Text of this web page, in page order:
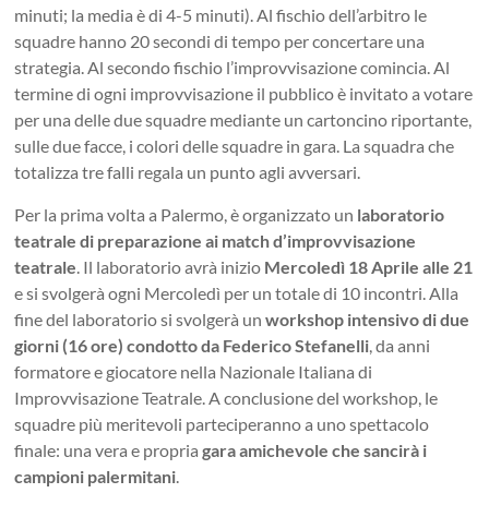
minuti; la media è di 4-5 minuti). Al fischio dell’arbitro le
squadre hanno 20 secondi di tempo per concertare una
strategia. Al secondo fischio l’improvvisazione comincia. Al
termine di ogni improvvisazione il pubblico è invitato a votare
per una delle due squadre mediante un cartoncino riportante,
sulle due facce, i colori delle squadre in gara. La squadra che
totalizza tre falli regala un punto agli avversari.
Per la prima volta a Palermo, è organizzato un laboratorio
teatrale di preparazione ai match d’improvvisazione
teatrale. Il laboratorio avrà inizio Mercoledì 18 Aprile alle 21
e si svolgerà ogni Mercoledì per un totale di 10 incontri. Alla
fine del laboratorio si svolgerà unworkshop intensivo di due
giorni (16 ore) condotto da Federico Stefanelli, da anni
formatore e giocatore nella Nazionale Italiana di
Improvvisazione Teatrale. A conclusione del workshop, le
squadre più meritevoli parteciperanno a uno spettacolo
finale: una vera e propriagara amichevole che sancirà i
campioni palermitani.